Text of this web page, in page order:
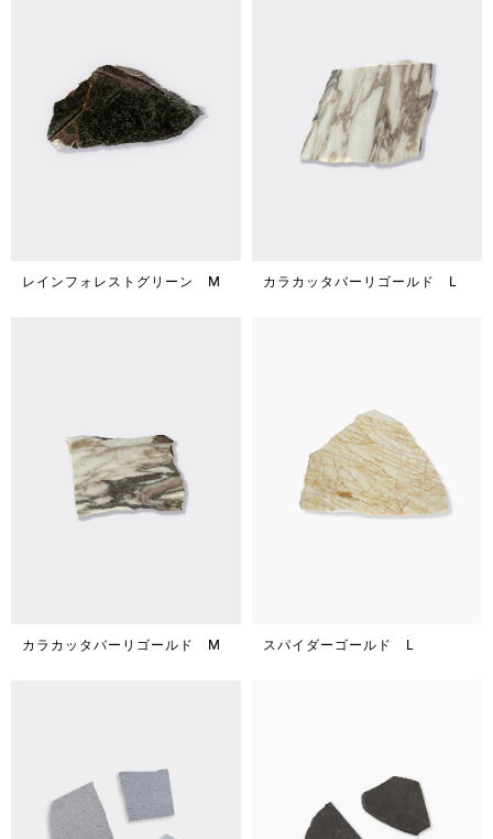
レインフォレストグリーン M カラカッタバーリゴールド L
カラカッタバーリゴールド M スパイダーゴールド L